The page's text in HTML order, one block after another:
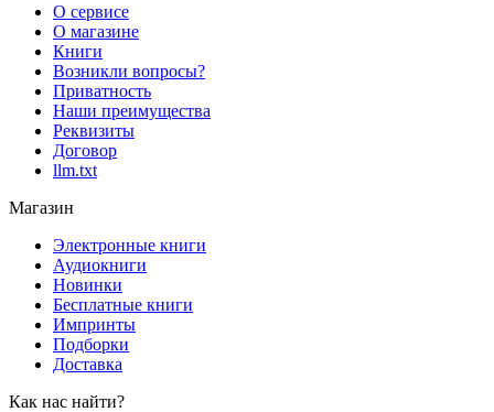
О сервисе
О магазине
Книги
Возникли вопросы?
Приватность
Наши преимущества
Реквизиты
Договор
llm.txt
Магазин
Электронные книги
Аудиокниги
Новинки
Бесплатные книги
Импринты
Подборки
Доставка
Как нас найти?